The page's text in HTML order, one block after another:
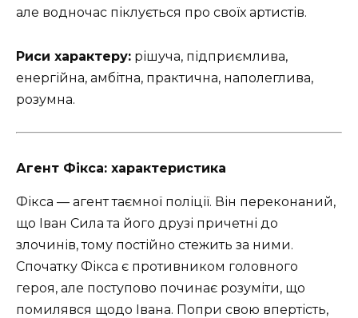
але водночас піклується про своїх артистів.
Риси характеру: рішуча, підприємлива,
енергійна, амбітна, практична, наполеглива,
розумна.
Агент Фікса: характеристика
Фікса — агент таємної поліції. Він переконаний,
що Іван Сила та його друзі причетні до
злочинів, тому постійно стежить за ними.
Спочатку Фікса є противником головного
героя, але поступово починає розуміти, що
помилявся щодо Івана. Попри свою впертість,